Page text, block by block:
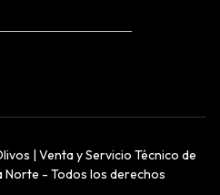
| Venta y Servicio Técnico de
Norte - Todos los derechos